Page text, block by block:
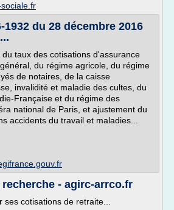
1932 du 28 décembre 2016
taux des cotisations d'assurance
du régime agricole, du régime
de notaires, de la caisse
invalidité et maladie des cultes, du
Française et du régime des
national de Paris, et ajustement du
accidents du travail et maladies...
- agirc-arrco.fr
ses cotisations de retraite...